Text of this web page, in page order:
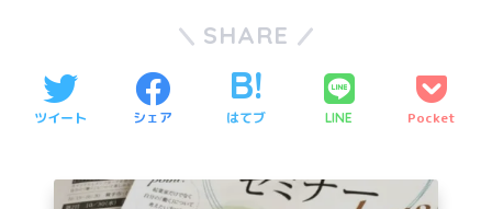
SHARE
ツイート シェア はてブ LINE Pocket